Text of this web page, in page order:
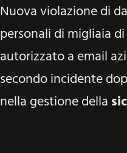
Nuova violazione di
personali di migliaia
autorizzato a email
secondo incidente
nella gestione della